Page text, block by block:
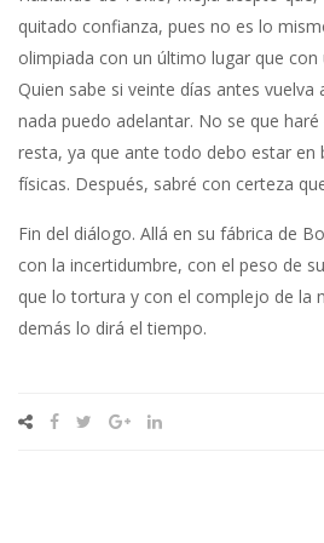
quitado confianza, pues no es lo
olimpiada con un último lugar que
Quien sabe si veinte días antes vuelva
nada puedo adelantar. No se que
resta, ya que ante todo debo estar en
físicas. Después, sabré con certeza
Fin del diálogo. Allá en su fábrica de
con la incertidumbre, con el peso de
que lo tortura y con el complejo de la
demás lo dirá el tiempo.